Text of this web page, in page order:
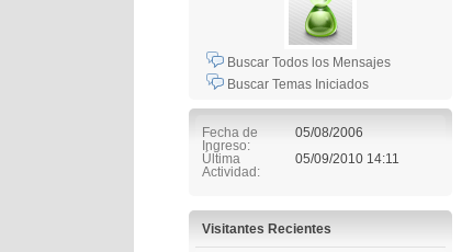
Buscar Todos los Mensajes
Buscar Temas Iniciados
Fecha de
Ingreso
05/08/2006
Última
Actividad
05/09/2010 14:11
Visitantes Recientes